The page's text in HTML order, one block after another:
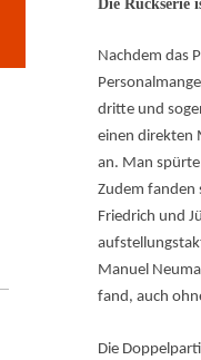
Die Rückserie
Nachdem das
dritte und
einen direkten
an. Man
Zudem fanden
Friedrich und
Manuel
fand, auch
Die